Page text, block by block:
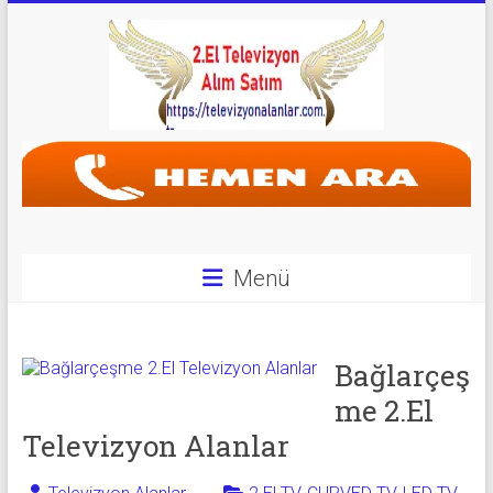
Televizyon
Alanlar
Alanlar
TV
Menü
Bağlarçeş
me 2.El
Televizyon Alanlar